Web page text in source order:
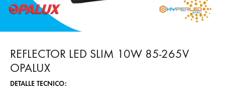
REFLECTOR LED SLIM 10W 85-265V
OPALUX
DETALLE TECNICO: